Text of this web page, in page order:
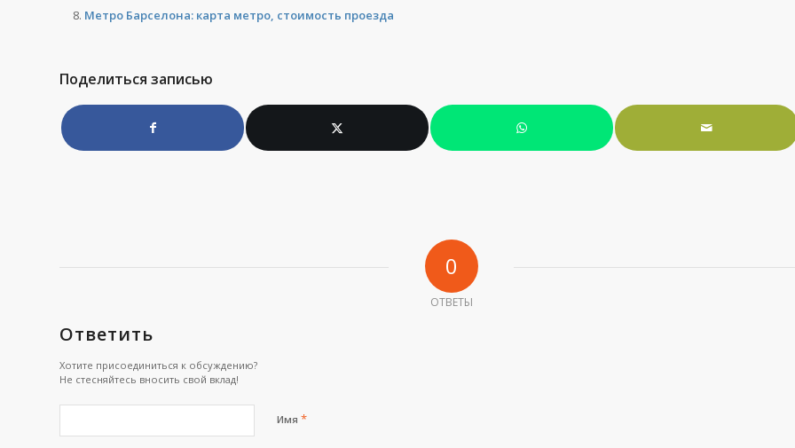
Метро Барселона: карта метро, стоимость проезда
Поделиться записью
0
ОТВЕТЫ
Ответить
Хотите присоединиться к обсуждению?
Не стесняйтесь вносить свой вклад!
Имя *